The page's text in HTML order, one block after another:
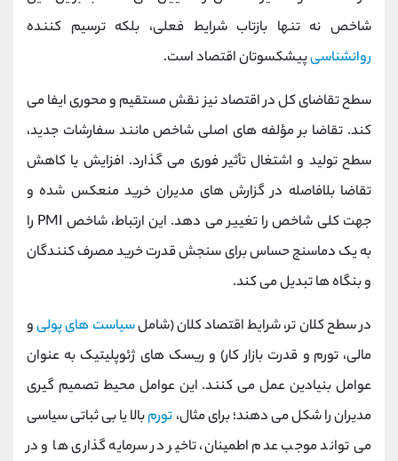
شاخص نه تنها بازتاب شرایط فعلی، بلکه ترسیم‌ کننده
روانشناسیپیشکسوتان اقتصاد است.
سطح تقاضای کل در اقتصاد نیز نقش مستقیم و محوری ایفا می
کند. تقاضا بر مؤلفه ‌های اصلی شاخص مانند سفارشات جدید،
سطح تولید و اشتغال تأثیر فوری می‌ گذارد. افزایش یا کاهش
تقاضا بلافاصله در گزارش ‌های مدیران خرید منعکس شده و
جهت کلی شاخص را تغییر می ‌دهد. این ارتباط، شاخص PMI را
به یک دماسنج حساس برای سنجش قدرت خرید مصرف ‌کنندگان
و بنگاه‌ ها تبدیل می کند.
در سطح کلان ‌تر، شرایط اقتصاد کلان (شاملسیاست ‌های پولیو
مالی، تورم و قدرت بازار کار) و ریسک ‌های ژئوپلیتیک به عنوان
عوامل بنیادین عمل می کنند. این عوامل محیط تصمیم ‌گیری
مدیران را شکل می ‌دهند؛ برای مثال، تورمبالا یا بی‌ ثباتی سیاسی
می‌ تواند موجب عدم اطمینان، تاخیر در سرمایه ‌گذاری ‌ها و در